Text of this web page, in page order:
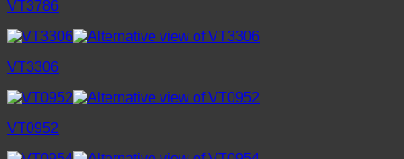
VT3786
VT3306
VT0952